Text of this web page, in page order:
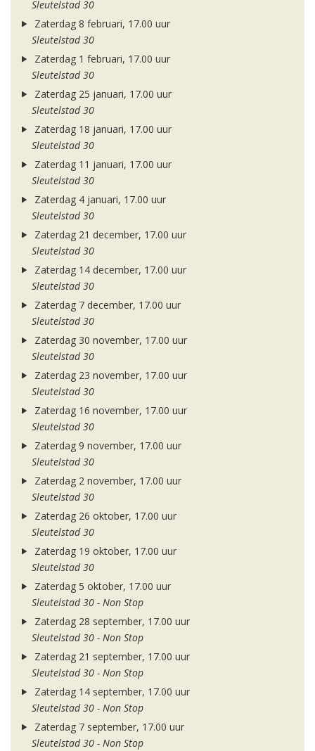
Sleutelstad 30
Zaterdag 8 februari, 17.00 uur
Sleutelstad 30
Zaterdag 1 februari, 17.00 uur
Sleutelstad 30
Zaterdag 25 januari, 17.00 uur
Sleutelstad 30
Zaterdag 18 januari, 17.00 uur
Sleutelstad 30
Zaterdag 11 januari, 17.00 uur
Sleutelstad 30
Zaterdag 4 januari, 17.00 uur
Sleutelstad 30
Zaterdag 21 december, 17.00 uur
Sleutelstad 30
Zaterdag 14 december, 17.00 uur
Sleutelstad 30
Zaterdag 7 december, 17.00 uur
Sleutelstad 30
Zaterdag 30 november, 17.00 uur
Sleutelstad 30
Zaterdag 23 november, 17.00 uur
Sleutelstad 30
Zaterdag 16 november, 17.00 uur
Sleutelstad 30
Zaterdag 9 november, 17.00 uur
Sleutelstad 30
Zaterdag 2 november, 17.00 uur
Sleutelstad 30
Zaterdag 26 oktober, 17.00 uur
Sleutelstad 30
Zaterdag 19 oktober, 17.00 uur
Sleutelstad 30
Zaterdag 5 oktober, 17.00 uur
Sleutelstad 30 - Non Stop
Zaterdag 28 september, 17.00 uur
Sleutelstad 30 - Non Stop
Zaterdag 21 september, 17.00 uur
Sleutelstad 30 - Non Stop
Zaterdag 14 september, 17.00 uur
Sleutelstad 30 - Non Stop
Zaterdag 7 september, 17.00 uur
Sleutelstad 30 - Non Stop